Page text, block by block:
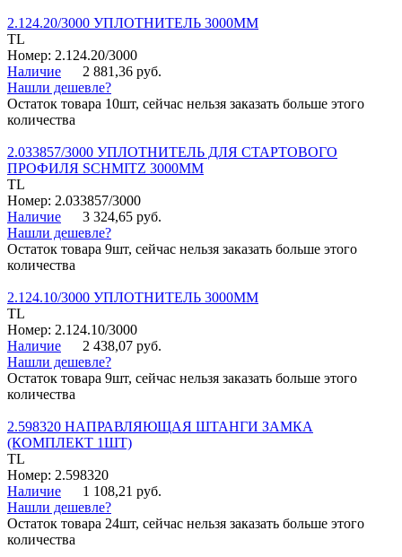
2.124.20/3000 УПЛОТНИТЕЛЬ 3000ММ
TL
Номер: 2.124.20/3000
Наличие
2 881,36 руб.
Нашли дешевле?
Остаток товара 10шт, сейчас нельзя заказать больше этого
количества
2.033857/3000 УПЛОТНИТЕЛЬ ДЛЯ СТАРТОВОГО
ПРОФИЛЯ SCHMITZ 3000ММ
TL
Номер: 2.033857/3000
Наличие
3 324,65 руб.
Нашли дешевле?
Остаток товара 9шт, сейчас нельзя заказать больше этого
количества
2.124.10/3000 УПЛОТНИТЕЛЬ 3000ММ
TL
Номер: 2.124.10/3000
Наличие
2 438,07 руб.
Нашли дешевле?
Остаток товара 9шт, сейчас нельзя заказать больше этого
количества
2.598320 НАПРАВЛЯЮЩАЯ ШТАНГИ ЗАМКА
(КОМПЛЕКТ 1ШТ)
TL
Номер: 2.598320
Наличие
1 108,21 руб.
Нашли дешевле?
Остаток товара 24шт, сейчас нельзя заказать больше этого
количества